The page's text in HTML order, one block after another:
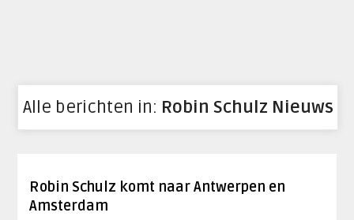
Alle berichten in: Robin Schulz Nieuws
Robin Schulz komt naar Antwerpen en
Amsterdam